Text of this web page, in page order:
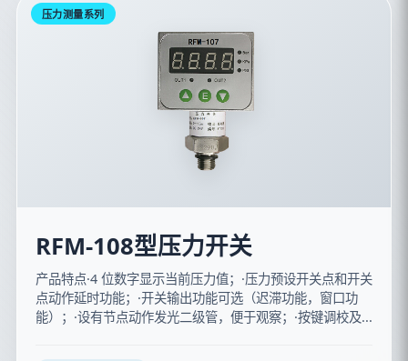
压力测量系列
RFM-108型压力开关
产品特点·4 位数字显示当前压力值；·压力预设开关点和开关
点动作延时功能；·开关输出功能可选（迟滞功能，窗口功
能）；·设有节点动作发光二级管，便于观察；·按键调校及...